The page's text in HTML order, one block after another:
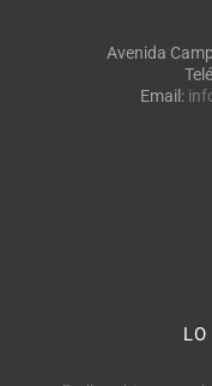
Avenida
Email: